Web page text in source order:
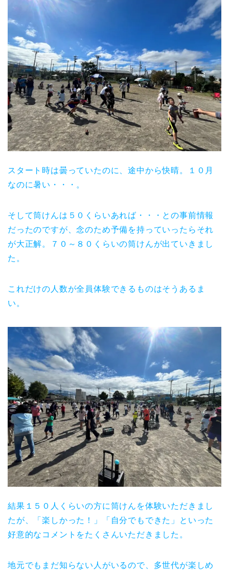
スタート時は曇っていたのに、途中から快晴。１０月
なのに暑い・・・。
そして筒けんは５０くらいあれば・・・との事前情報
だったのですが、念のため予備を持っていったらそれ
が大正解。７０～８０くらいの筒けんが出ていきまし
た。
これだけの人数が全員体験できるものはそうあるま
い。
結果１５０人くらいの方に筒けんを体験いただきまし
たが、「楽しかった！」「自分でもできた」といった
好意的なコメントをたくさんいただきました。
地元でもまだ知らない人がいるので、多世代が楽しめ